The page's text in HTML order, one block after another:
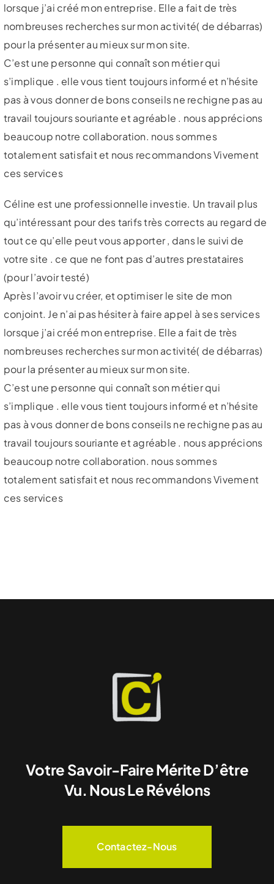
lorsque j’ai créé mon entreprise. Elle a fait de très
nombreuses recherches sur mon activité( de débarras)
pour la présenter au mieux sur mon site.
C’est une personne qui connaît son métier qui
s’implique . elle vous tient toujours informé et n’hésite
pas à vous donner de bons conseils ne rechigne pas au
travail toujours souriante et agréable . nous apprécions
beaucoup notre collaboration. nous sommes
totalement satisfait et nous recommandons Vivement
ces services
Céline est une professionnelle investie. Un travail plus
qu’intéressant pour des tarifs très corrects au regard de
tout ce qu’elle peut vous apporter , dans le suivi de
votre site . ce que ne font pas d’autres prestataires
(pour l’avoir testé)
Après l’avoir vu créer, et optimiser le site de mon
conjoint. Je n’ai pas hésiter à faire appel à ses services
lorsque j’ai créé mon entreprise. Elle a fait de très
nombreuses recherches sur mon activité( de débarras)
pour la présenter au mieux sur mon site.
C’est une personne qui connaît son métier qui
s’implique . elle vous tient toujours informé et n’hésite
pas à vous donner de bons conseils ne rechigne pas au
travail toujours souriante et agréable . nous apprécions
beaucoup notre collaboration. nous sommes
totalement satisfait et nous recommandons Vivement
ces services
Votre Savoir-Faire Mérite D’être
Vu. Nous Le Révélons
Contactez-Nous